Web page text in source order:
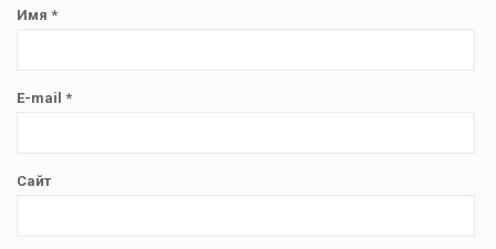
Имя *
E-mail *
Сайт